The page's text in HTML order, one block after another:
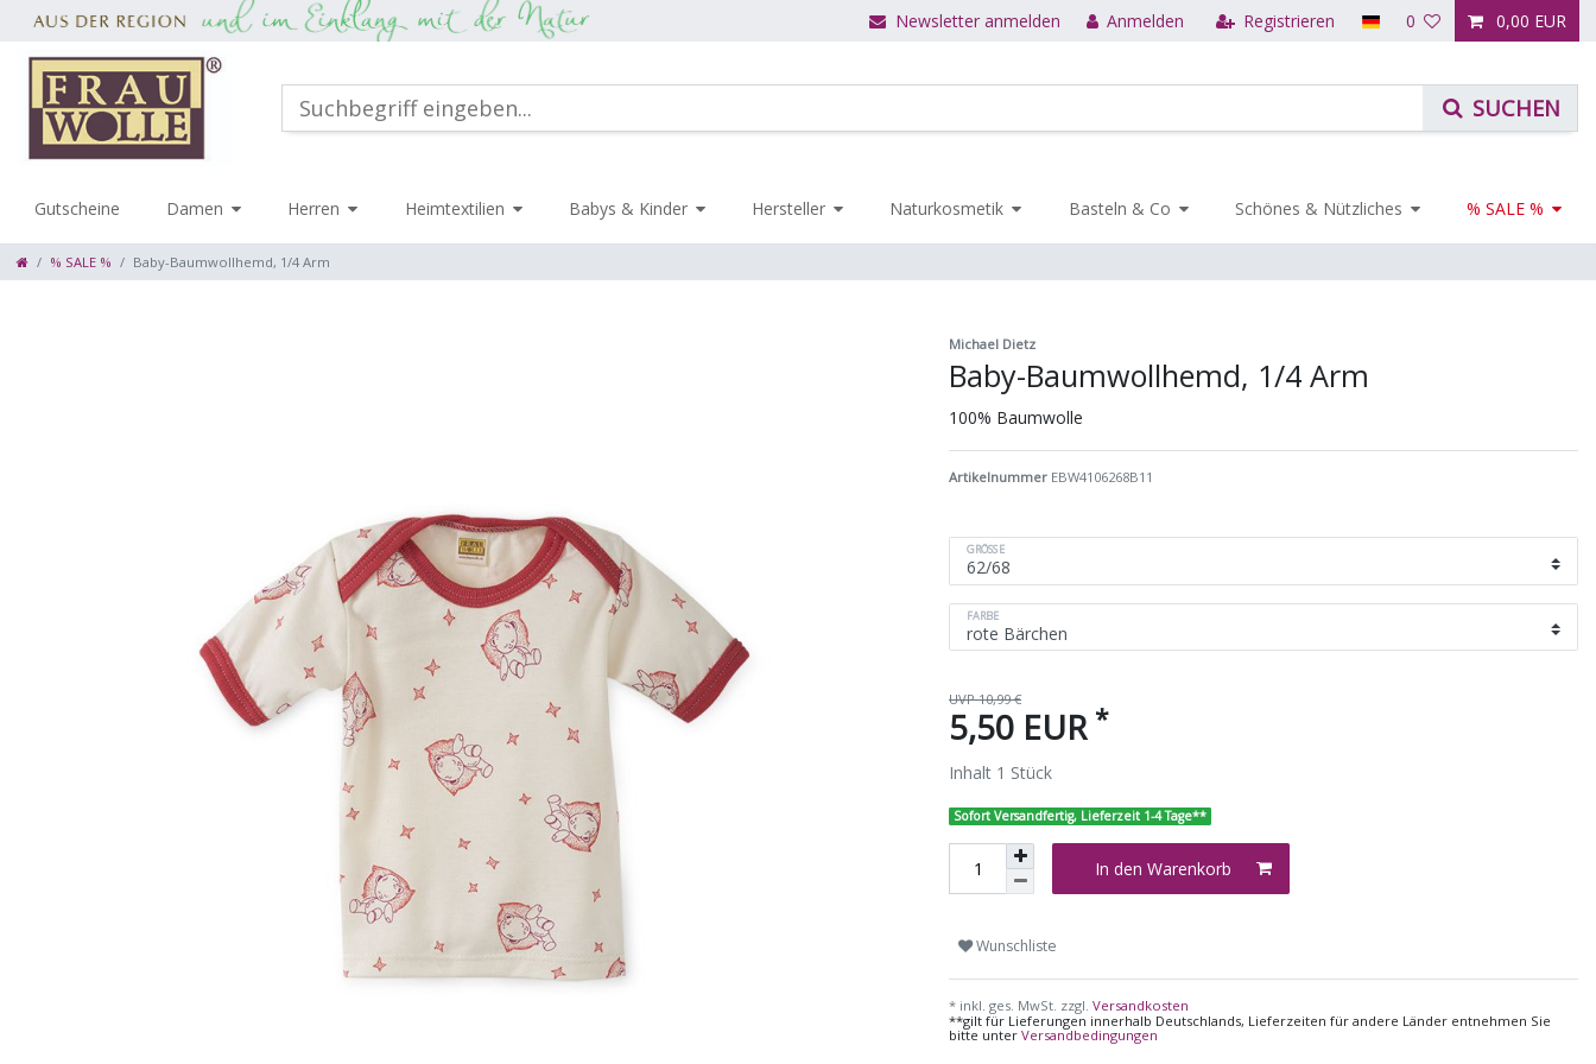
Newsletter anmelden Anmelden Registrieren 0 0,00 EUR
Gutscheine Damen Herren Heimtextilien Babys & Kinder Hersteller Naturkosmetik Basteln & Co Schönes & Nützliches % SALE %
% SALE % Baby-Baumwollhemd, 1/4 Arm
Michael Dietz
Baby-Baumwollhemd, 1/4 Arm
100% Baumwolle
Artikelnummer EBW4106268B11
GRÖSSE
FARBE
UVP 10,99 €
5,50 EUR *
Inhalt 1 Stück
Sofort Versandfertig, Lieferzeit 1-4 Tage**
In den Warenkorb
Wunschliste
* inkl. ges. MwSt. zzgl. Versandkosten
**gilt für Lieferungen innerhalb Deutschlands, Lieferzeiten für andere Länder entnehmen Sie
bitte unter Versandbedingungen